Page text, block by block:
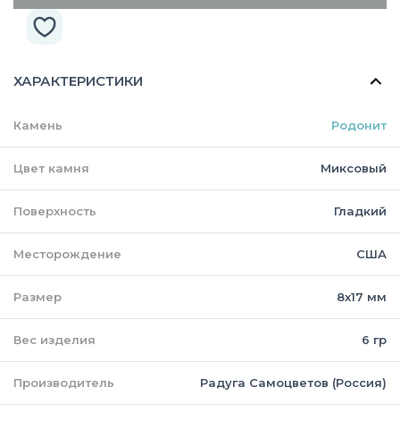
ХАРАКТЕРИСТИКИ
Камень Родонит
Цвет камня Миксовый
Поверхность Гладкий
Месторождение США
Размер 8х17 мм
Вес изделия 6 гр
Производитель Радуга Самоцветов (Россия)